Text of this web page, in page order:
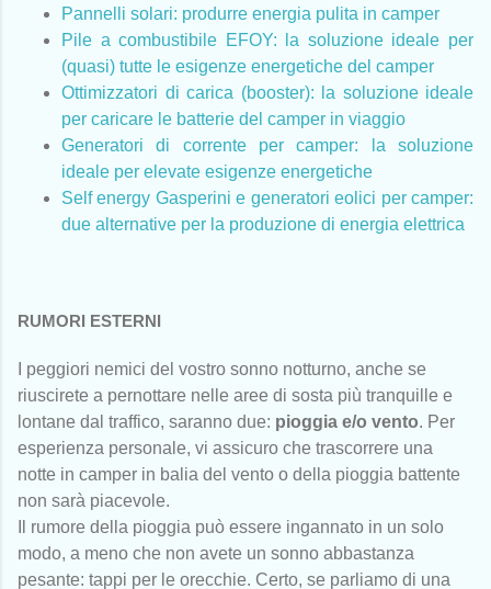
Pannelli solari: produrre energia pulita in camper
Pile a combustibile EFOY: la soluzione ideale per
(quasi) tutte le esigenze energetiche del camper
Ottimizzatori di carica (booster): la soluzione ideale
per caricare le batterie del camper in viaggio
Generatori di corrente per camper: la soluzione
ideale per elevate esigenze energetiche
Self energy Gasperini e generatori eolici per camper:
due alternative per la produzione di energia elettrica
RUMORI ESTERNI
I peggiori nemici del vostro sonno notturno, anche se
riuscirete a pernottare nelle aree di sosta più tranquille e
lontane dal traffico, saranno due: pioggia e/o vento. Per
esperienza personale, vi assicuro che trascorrere una
notte in camper in balia del vento o della pioggia battente
non sarà piacevole.
Il rumore della pioggia può essere ingannato in un solo
modo, a meno che non avete un sonno abbastanza
pesante: tappi per le orecchie. Certo, se parliamo di una